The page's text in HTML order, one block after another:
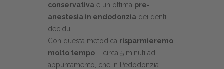
conservativae un ottima pre-
anestesia in endodonziadei denti
decidui.
Con questa metodica risparmieremo
molto tempo– circa 5 minuti ad
appuntamento, che in Pedodonzia